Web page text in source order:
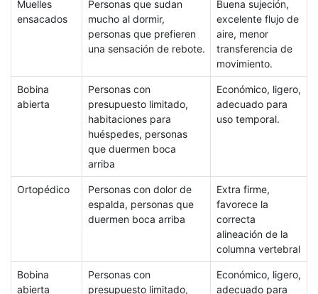
Muelles
ensacados
Personas que sudan
mucho al dormir,
personas que prefieren
una sensación de rebote.
Buena sujeción,
excelente flujo de
aire, menor
transferencia de
movimiento.
Bobina
abierta
Personas con
presupuesto limitado,
habitaciones para
huéspedes, personas
que duermen boca
arriba
Económico, ligero,
adecuado para
uso temporal.
Ortopédico
Personas con dolor de
espalda, personas que
duermen boca arriba
Extra firme,
favorece la
correcta
alineación de la
columna vertebral
Bobina
abierta
Personas con
presupuesto limitado,
Económico, ligero,
adecuado para